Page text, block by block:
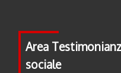
Area
sociale